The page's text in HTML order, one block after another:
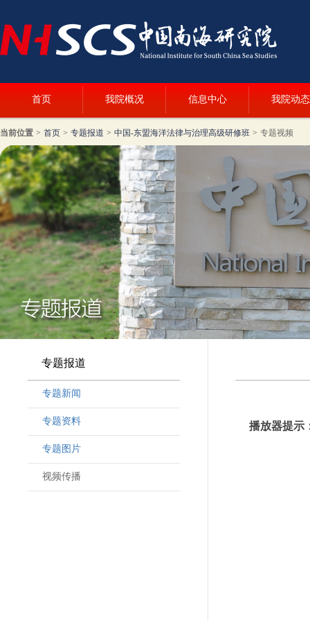
首页 我院概况 信息中心 我院动态
当前位置 > 首页 > 专题报道 > 中国-东盟海洋法律与治理高级研修班 > 专题视频
专题报道
专题新闻
专题资料
专题图片
视频传播
播放器提示